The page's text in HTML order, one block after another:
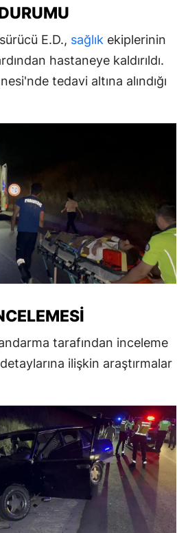
E.D., sağlık ekiplerinin
hastaneye kaldırıldı.
tedavi altına alındığı
tarafından inceleme
detaylarına ilişkin araştırmalar